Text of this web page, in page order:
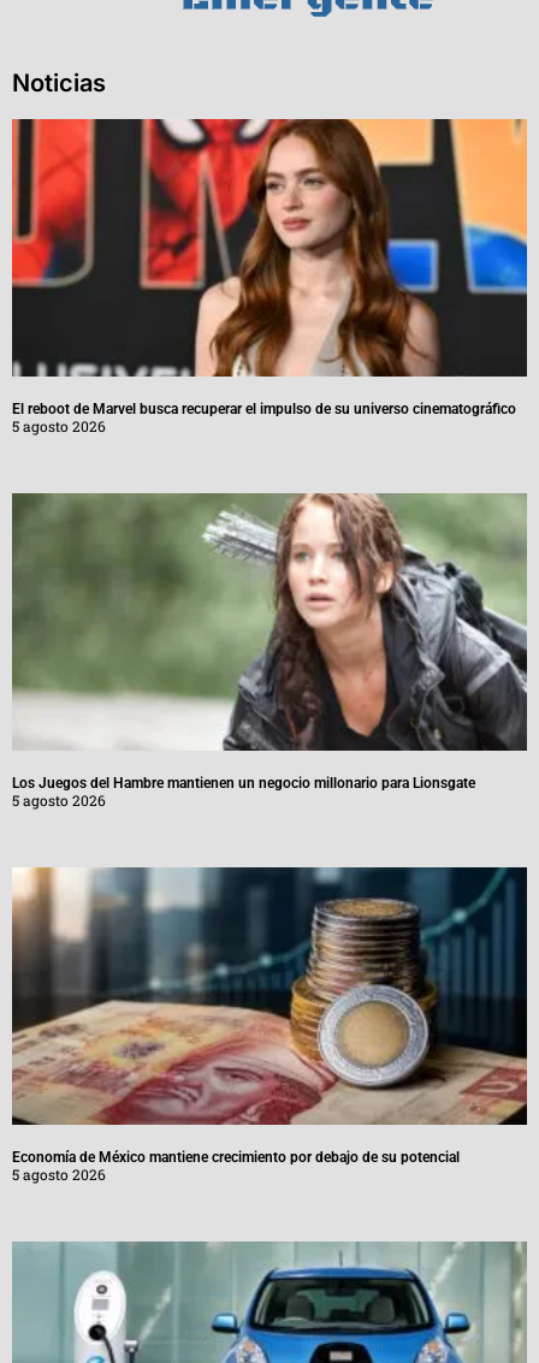
Noticias
El reboot de Marvel busca recuperar el impulso de su universo cinematográfico
5 agosto 2026
Los Juegos del Hambre mantienen un negocio millonario para Lionsgate
5 agosto 2026
Economía de México mantiene crecimiento por debajo de su potencial
5 agosto 2026